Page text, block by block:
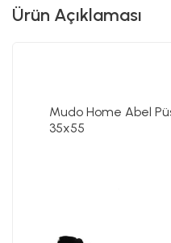
Ürün Açıklaması
Mudo Home Abel
35x55